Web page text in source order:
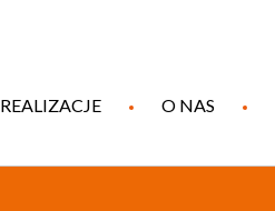
REALIZACJE O NAS